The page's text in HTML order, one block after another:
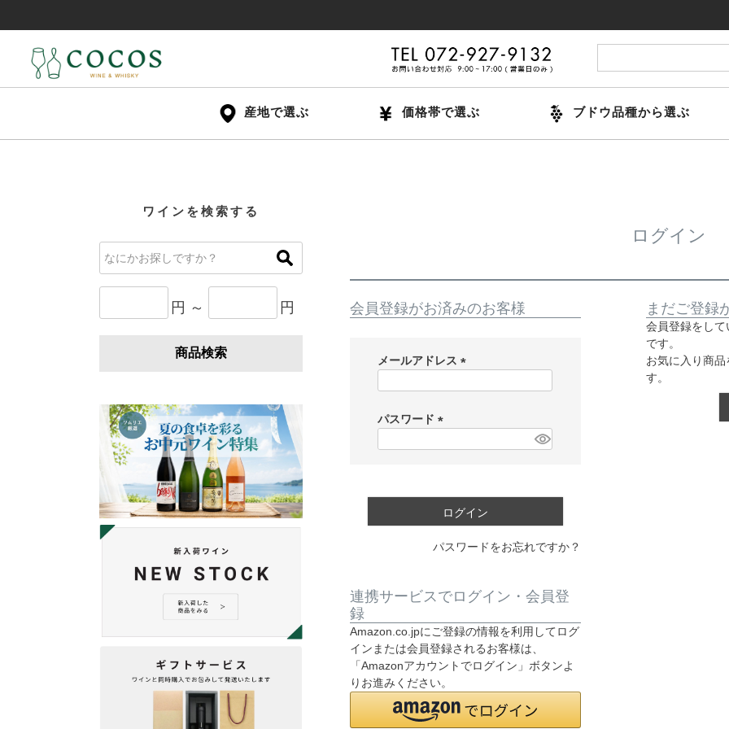
産地で選ぶ 価格帯で選ぶ ブドウ品種から選ぶ
ワインを検索する
円 ～ 円
商品検索
ログイン
会員登録がお済みのお客様
メールアドレス
)
パスワード
ログイン
パスワードをお忘れですか？
連携サービスでログイン・会員登
録
Amazon.co.jpにご登録の情報を利用してログ
インまたは会員登録されるお客様は、
「Amazonアカウントでログイン」ボタンよ
りお進みください。
まだご登録
会員登録をし
です。
お気に入り商
す。